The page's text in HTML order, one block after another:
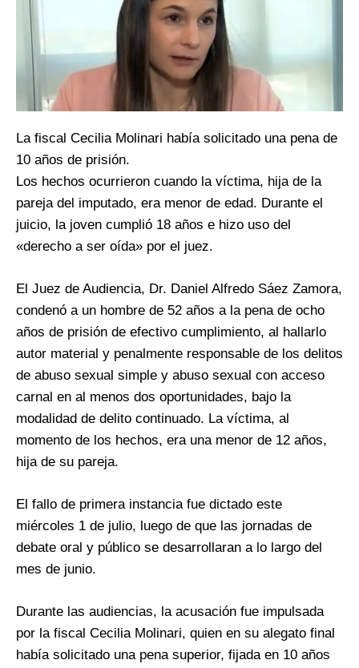
La fiscal Cecilia Molinari había solicitado una pena de
10 años de prisión.
Los hechos ocurrieron cuando la víctima, hija de la
pareja del imputado, era menor de edad. Durante el
juicio, la joven cumplió 18 años e hizo uso del
«derecho a ser oída» por el juez.
El Juez de Audiencia, Dr. Daniel Alfredo Sáez Zamora,
condenó a un hombre de 52 años a la pena de ocho
años de prisión de efectivo cumplimiento, al hallarlo
autor material y penalmente responsable de los delitos
de abuso sexual simple y abuso sexual con acceso
carnal en al menos dos oportunidades, bajo la
modalidad de delito continuado. La víctima, al
momento de los hechos, era una menor de 12 años,
hija de su pareja.
El fallo de primera instancia fue dictado este
miércoles 1 de julio, luego de que las jornadas de
debate oral y público se desarrollaran a lo largo del
mes de junio.
Durante las audiencias, la acusación fue impulsada
por la fiscal Cecilia Molinari, quien en su alegato final
había solicitado una pena superior, fijada en 10 años